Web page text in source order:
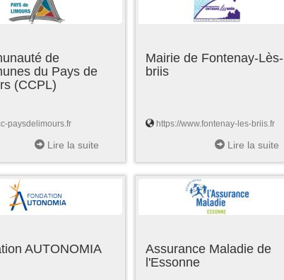
de
du Pays de
(CCPL)
paysdelimours.fr
Lire la suite
Mairie de Fontenay-Lès-
briis
https://www.fontenay-les-briis.fr
Lire la suite
AUTONOMIA
Assurance Maladie de
l'Essonne